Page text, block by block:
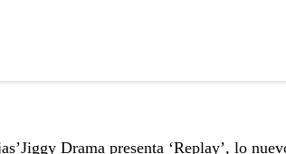
Jiggy Drama presenta ‘Replay’, lo